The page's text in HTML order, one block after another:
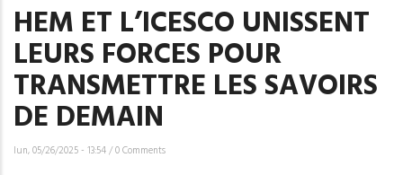
HEM ET L’ICESCO UNISSENT
LEURS FORCES POUR
TRANSMETTRE LES SAVOIRS
DE DEMAIN
lun, 05/26/2025 - 13:54/0 Comments